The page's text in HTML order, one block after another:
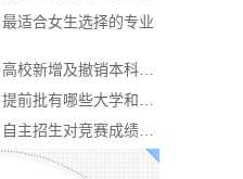
最适合女生选择的专业